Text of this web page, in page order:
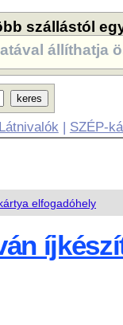
szállástól
állíthatja
Látnivalók | SZÉP-
elfogadóhely